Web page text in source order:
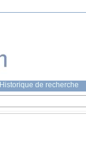
Historique de recherche